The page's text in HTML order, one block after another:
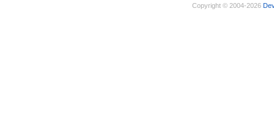
Copyright © 2004-2026